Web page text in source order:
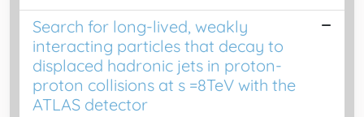
Search for long-lived, weakly
interacting particles that decay to
displaced hadronic jets in proton-
proton collisions at s =8TeV with the
ATLAS detector